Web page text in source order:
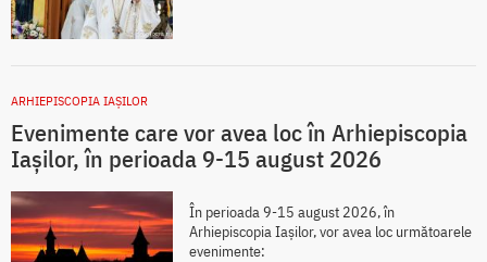
ARHIEPISCOPIA IAŞILOR
Evenimente care vor avea loc în Arhiepiscopia
Iaşilor, în perioada 9-15 august 2026
În perioada 9-15 august 2026, în
Arhiepiscopia Iaşilor, vor avea loc următoarele
evenimente: